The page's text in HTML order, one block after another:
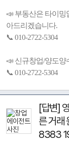
📣 부동산은 타이밍
아드리겠습니다.
📞 010-2722-5304
📣 신규창업/양도양
📞 010-2722-5304
[답변]
른 거래
8383